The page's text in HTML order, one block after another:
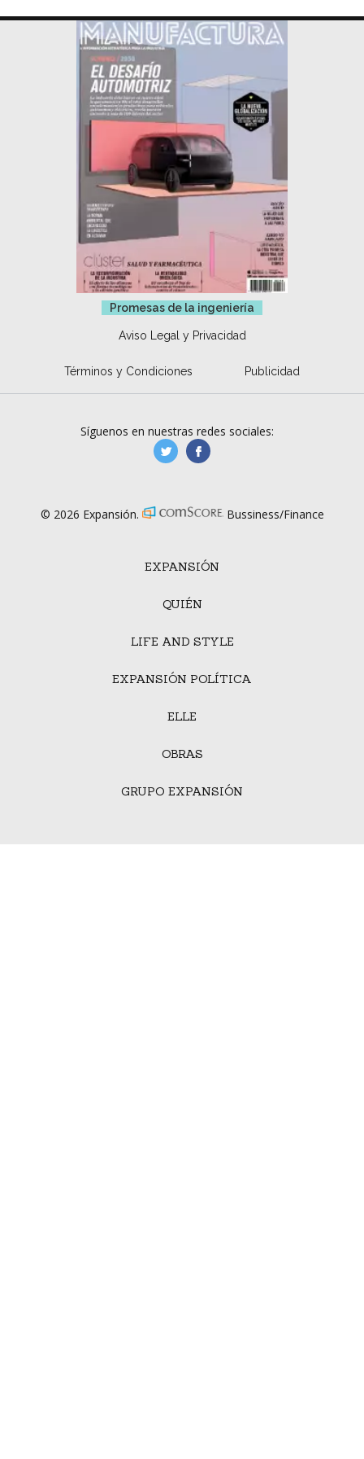
Promesas de la ingeniería
Aviso Legal y Privacidad
Términos y Condiciones Publicidad
EXPANSIÓN
QUIÉN
LIFE AND STYLE
EXPANSIÓN POLÍTICA
ELLE
OBRAS
GRUPO EXPANSIÓN
Síguenos en nuestras redes sociales:
manufacturaGE
© 2026 Expansión. Bussiness/Finance